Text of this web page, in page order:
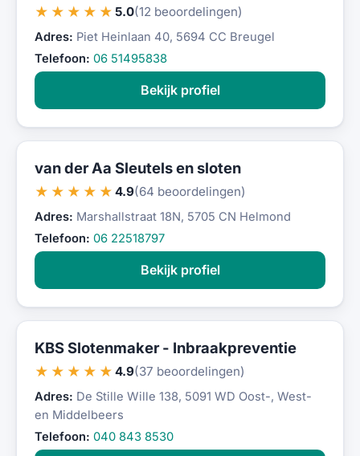
★★★★★ 5.0(12 beoordelingen)
Adres: Piet Heinlaan 40, 5694 CC Breugel
Telefoon: 06 51495838
Bekijk profiel
van der Aa Sleutels en sloten
★★★★★ 4.9(64 beoordelingen)
Adres: Marshallstraat 18N, 5705 CN Helmond
Telefoon: 06 22518797
Bekijk profiel
KBS Slotenmaker - Inbraakpreventie
★★★★★ 4.9(37 beoordelingen)
Adres: De Stille Wille 138, 5091 WD Oost-, West-
en Middelbeers
Telefoon: 040 843 8530